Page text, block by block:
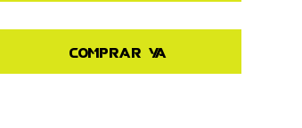
Comprar ya